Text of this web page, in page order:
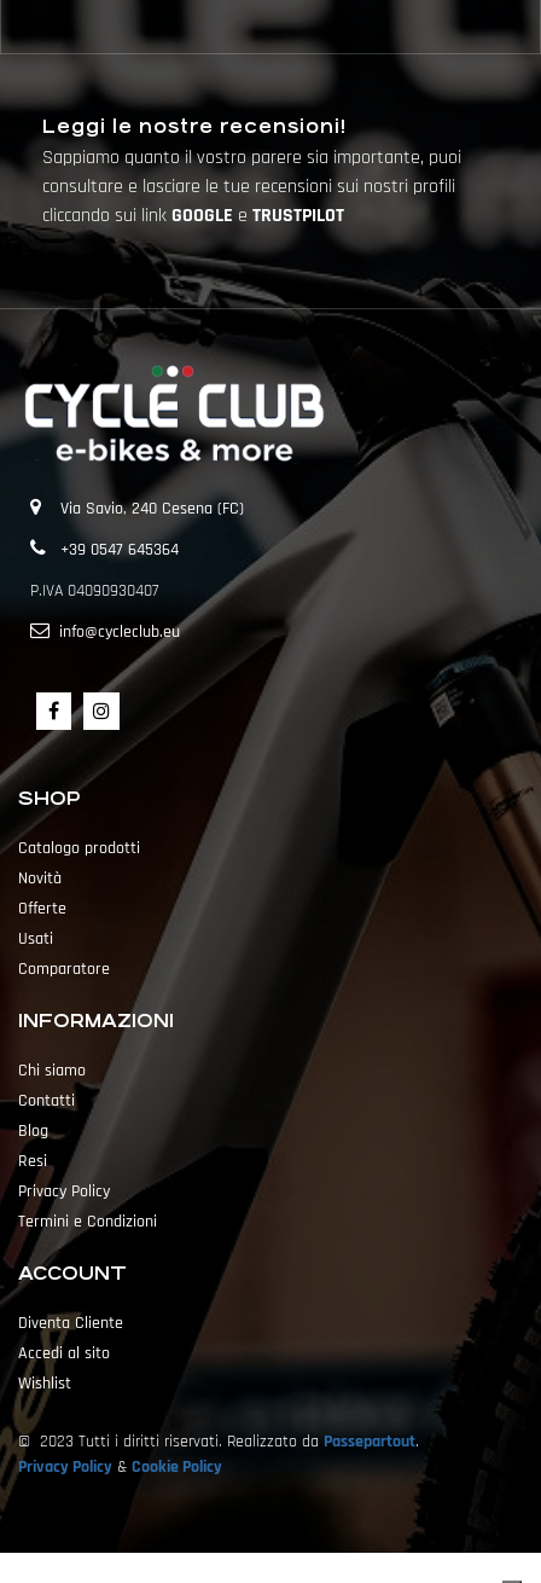
Leggi le nostre recensioni!
Sappiamo quanto il vostro parere sia importante, puoi
consultare e lasciare le tue recensioni sui nostri profili
cliccando sui linkGOOGLE e TRUSTPILOT
Via Savio, 240 Cesena (FC)
+39 0547 645364
P.IVA 04090930407
info@cycleclub.eu
SHOP
Catalogo prodotti
Novità
Offerte
Usati
Comparatore
INFORMAZIONI
Chi siamo
Contatti
Blog
Resi
Privacy Policy
Termini e Condizioni
ACCOUNT
Diventa Cliente
Accedi al sito
Wishlist
© 2023 Tutti i diritti riservati. Realizzato da Passepartout.
Privacy Policy & Cookie Policy